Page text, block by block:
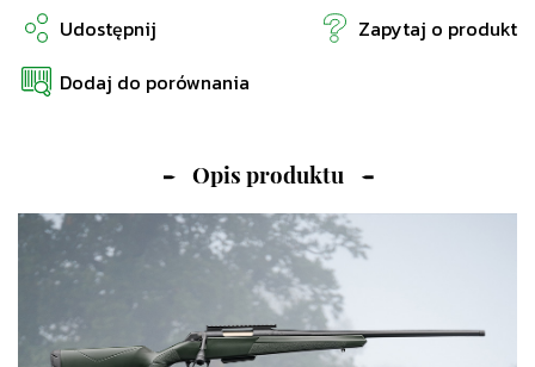
Udostępnij
Zapytaj o produkt
Dodaj do porównania
Opis produktu